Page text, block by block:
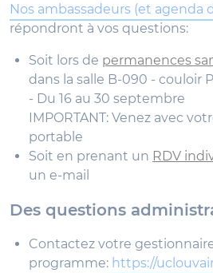
Nos ambassadeurs (et agenda
répondront à vos questions:
Soit lors de permanences
dans la salle B-090 - couloir
- Du 16 au 30 septembre
IMPORTANT: Venez avec
portable
Soit en prenant un RDV
un e-mail
Des questions
Contactez votre
programme: https://